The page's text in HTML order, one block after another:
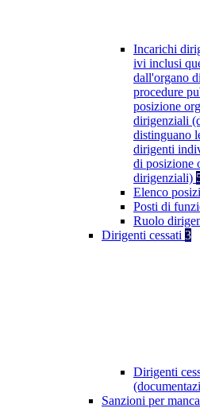
Incarichi
ivi inclusi
dall'organo
procedure
posizione
dirigenziali
distinguano
dirigenti
di posizione
dirigenziali)
Elenco
Posti di
Ruolo
Dirigenti cessati 3
Dirigenti
Sanzioni per